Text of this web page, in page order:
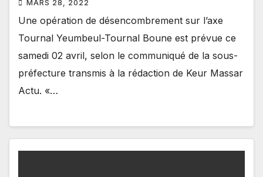
MARS 28, 2022
Une opération de désencombrement sur l’axe
Tournal Yeumbeul-Tournal Boune est prévue ce
samedi 02 avril, selon le communiqué de la sous-
préfecture transmis à la rédaction de Keur Massar
Actu. «…